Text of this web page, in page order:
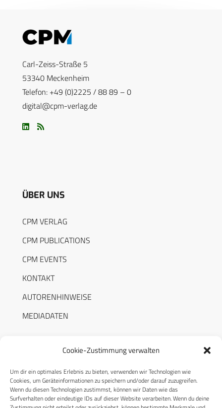
Cookie-Zustimmung verwalten
Um dir ein optimales Erlebnis zu bieten, verwenden wir Technologien wie
Cookies, um Geräteinformationen zu speichern und/oder darauf zuzugreifen.
Wenn du diesen Technologien zustimmst, können wir Daten wie das
Surfverhalten oder eindeutige IDs auf dieser Website verarbeiten. Wenn du deine
Carl-Zeiss-Straße 5
53340 Meckenheim
Telefon: +49 (0)2225 / 88 89 – 0
digital@cpm-verlag.de
ÜBER UNS
CPM VERLAG
CPM PUBLICATIONS
CPM EVENTS
KONTAKT
AUTORENHINWEISE
MEDIADATEN
RECHTLICHES
Datenschutzerklärung